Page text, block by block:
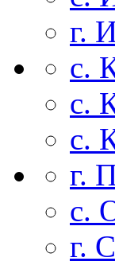
г.
с.
с.
с.
г.
с.
г.